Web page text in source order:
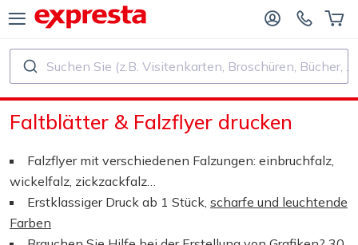
Druck
Druck und Bindung
Aufkleber und Etiketten
PRODUKTE
VERLAGE UND AUTOREN
BUCHVERLAGE
SELF‑PUBLISHER
Suchen Sie (z.B. Visitenkarten, Broschüren, Bücher, ...)
Faltblätter & Falzflyer drucken
Falzflyer mit verschiedenen Falzungen: einbruchfalz,
wickelfalz, zickzackfalz…
Erstklassiger Druck ab 1 Stück, scharfe und leuchtende
Farben